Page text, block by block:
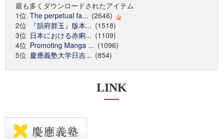
最も多くダウンロードされたアイテム
1位 The perpetual fa... (2646)
2位
『韻府群玉』版本... (1518)
3位 日本における赤痢... (1109)
4位 Promoting Manga ... (1096)
5位 慶應義塾大学日吉... (854)
LINK